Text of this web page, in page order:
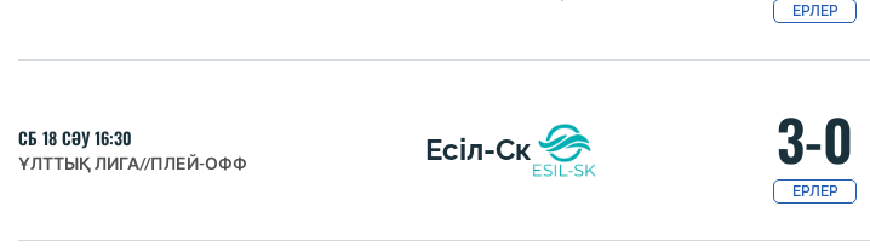
ЕРЛЕР
СБ 18 СӘУ 16:30
ҰЛТТЫҚ ЛИГА//ПЛЕЙ-ОФФ Есіл-Ск 3-0
ЕРЛЕР